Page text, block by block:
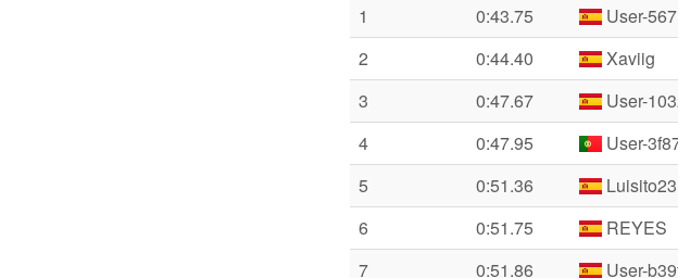
1
0:43.75 User-
2
0:44.40 Xaviig
3
0:47.67 User-
4
0:47.95 User-
5
0:51.36 Luisito23
6
0:51.75 REYES
7
0:51.86 User-